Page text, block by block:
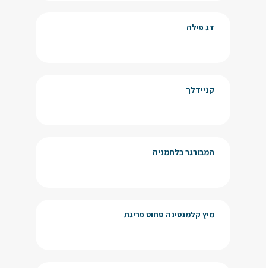
דג פילה
קניידלך
המבורגר בלחמניה
מיץ קלמנטינה סחוט פריגת